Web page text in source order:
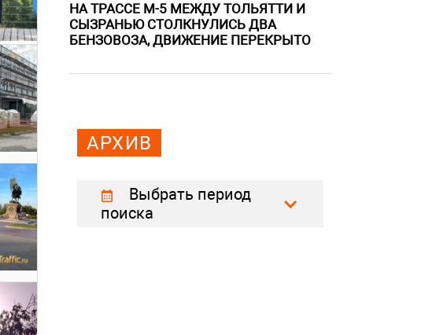
НА ТРАССЕ М-5 МЕЖДУ ТОЛЬЯТТИ И
СЫЗРАНЬЮ СТОЛКНУЛИСЬ ДВА
БЕНЗОВОЗА, ДВИЖЕНИЕ ПЕРЕКРЫТО
АРХИВ
Выбрать период
поиска